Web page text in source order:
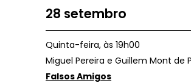
28 setembro
Quinta-feira, às 19h00
Miguel Pereira e Guillem Mont de
Falsos Amigos